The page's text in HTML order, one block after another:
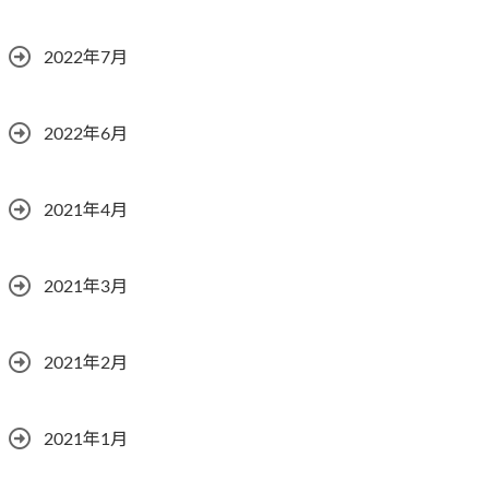
2022年7月
2022年6月
2021年4月
2021年3月
2021年2月
2021年1月